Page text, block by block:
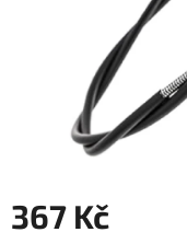
367 Kč